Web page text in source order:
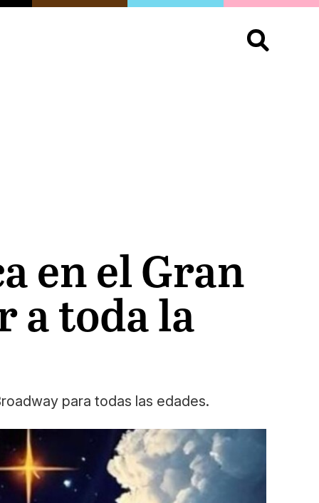
Buscar:
en el Gran
a toda la
para todas las edades.